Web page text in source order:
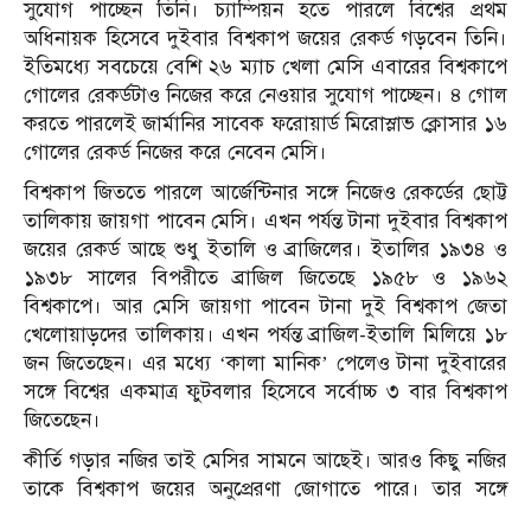
সুযোগ পাচ্ছেন তিনি। চ্যাম্পিয়ন হতে পারলে বিশ্বের প্রথম
অধিনায়ক হিসেবে দুইবার বিশ্বকাপ জয়ের রেকর্ড গড়বেন তিনি।
ইতিমধ্যে সবচেয়ে বেশি ২৬ ম্যাচ খেলা মেসি এবারের বিশ্বকাপে
গোলের রেকর্ডটাও নিজের করে নেওয়ার সুযোগ পাচ্ছেন। ৪ গোল
করতে পারলেই জার্মানির সাবেক ফরোয়ার্ড মিরোস্লাভ ক্লোসার ১৬
গোলের রেকর্ড নিজের করে নেবেন মেসি।
বিশ্বকাপ জিততে পারলে আর্জেন্টিনার সঙ্গে নিজেও রেকর্ডের ছোট্ট
তালিকায় জায়গা পাবেন মেসি। এখন পর্যন্ত টানা দুইবার বিশ্বকাপ
জয়ের রেকর্ড আছে শুধু ইতালি ও ব্রাজিলের। ইতালির ১৯৩৪ ও
১৯৩৮ সালের বিপরীতে ব্রাজিল জিতেছে ১৯৫৮ ও ১৯৬২
বিশ্বকাপে। আর মেসি জায়গা পাবেন টানা দুই বিশ্বকাপ জেতা
খেলোয়াড়দের তালিকায়। এখন পর্যন্ত ব্রাজিল-ইতালি মিলিয়ে ১৮
জন জিতেছেন। এর মধ্যে ‘কালা মানিক’ পেলেও টানা দুইবারের
সঙ্গে বিশ্বের একমাত্র ফুটবলার হিসেবে সর্বোচ্চ ৩ বার বিশ্বকাপ
জিতেছেন।
কীর্তি গড়ার নজির তাই মেসির সামনে আছেই। আরও কিছু নজির
তাকে বিশ্বকাপ জয়ের অনুপ্রেরণা জোগাতে পারে। তার সঙ্গে